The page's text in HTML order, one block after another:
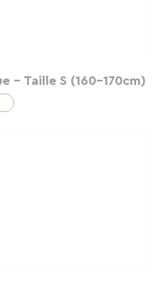
- Taille S (160-170cm)